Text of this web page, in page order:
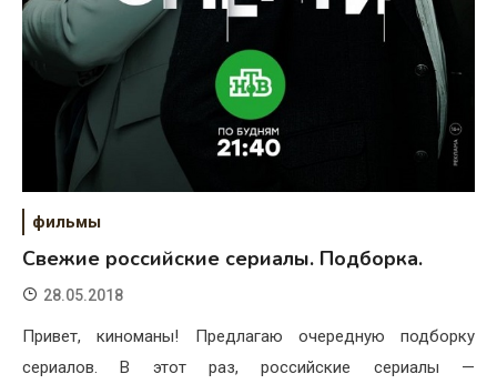
фильмы
Свежие российские сериалы. Подборка.
28.05.2018
Привет, киноманы! Предлагаю очередную подборку
сериалов. В этот раз, российские сериалы —